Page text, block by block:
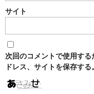
サイト
次回のコメントで使用す
ドレス、サイトを保存する。